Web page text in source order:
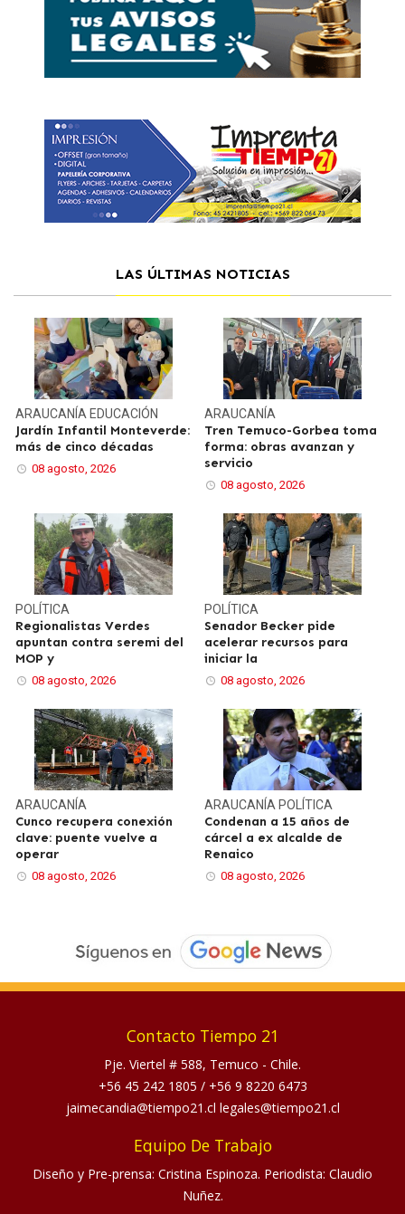
LAS ÚLTIMAS NOTICIAS
ARAUCANÍA EDUCACIÓN
Jardín Infantil Monteverde:
más de cinco décadas
08 agosto, 2026
ARAUCANÍA
Tren Temuco-Gorbea toma
forma: obras avanzan y
servicio
08 agosto, 2026
POLÍTICA
Regionalistas Verdes
apuntan contra seremi del
MOP y
08 agosto, 2026
POLÍTICA
Senador Becker pide
acelerar recursos para
iniciar la
08 agosto, 2026
ARAUCANÍA
Cunco recupera conexión
clave: puente vuelve a
operar
08 agosto, 2026
ARAUCANÍA POLÍTICA
Condenan a 15 años de
cárcel a ex alcalde de
Renaico
08 agosto, 2026
Contacto Tiempo 21
Pje. Viertel # 588, Temuco - Chile.
+56 45 242 1805 / +56 9 8220 6473
jaimecandia@tiempo21.cl legales@tiempo21.cl
Equipo De Trabajo
Diseño y Pre-prensa: Cristina Espinoza. Periodista: Claudio
Nuñez.